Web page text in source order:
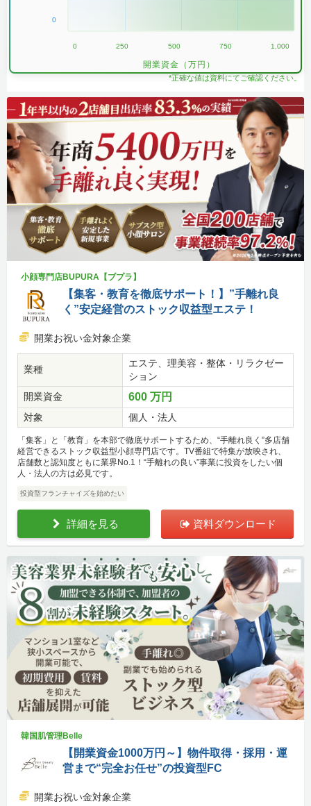
0
0 250 500 750 1,000
開業資金（万円）
*正確な値は資料にてご確認ください。
小顔専門店BUPURA【ブプラ】
【集客・教育を徹底サポート！】”手離れ良
く”安定経営のストック収益型エステ！
開業お祝い金対象企業
業種
エステ、理美容・整体・リラクゼー
ション
開業資金
600 万円
対象 個人・法人
「集客」と「教育」を本部で徹底サポートするため、“手離れ良く”多店舗
経営できるストック収益型小顔専門店です。TV番組で特集が放映され、
店舗数と認知度ともに業界No.1！“手離れの良い”事業に投資をしたい個
人・法人の方は必見です。
投資型フランチャイズを始めたい
詳細を見る 資料ダウンロード
韓国肌管理Belle
【開業資金1000万円～】物件取得・採用・運
営まで“完全お任せ”の投資型FC
開業お祝い金対象企業